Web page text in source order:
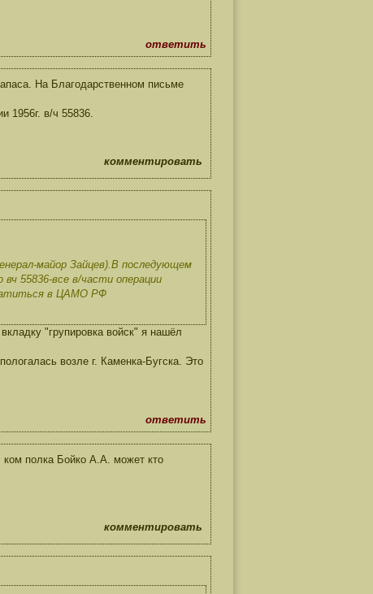
ответить
На Благодарственном письме
1956г. в/ч 55836.
комментировать
майор Зайцев).В последующем
55836-все в/части операции
в ЦАМО РФ
"групировка войск" я нашёл
возле г. Каменка-Бугска. Это
ответить
ком полка Бойко А.А. может кто
комментировать